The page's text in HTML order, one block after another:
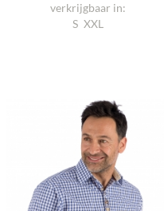
verkrijgbaar in:
S XXL